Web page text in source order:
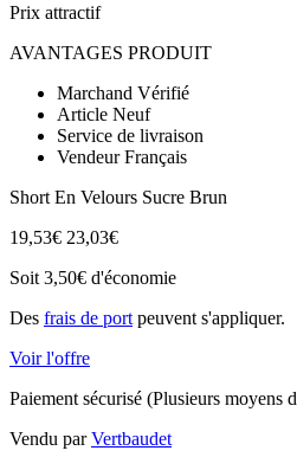
Prix attractif
AVANTAGES PRODUIT
Marchand Vérifié
Article Neuf
Service de livraison
Vendeur Français
Short En Velours Sucre Brun
19,53€ 23,03€
Soit 3,50€ d'économie
Des frais de port peuvent s'appliquer.
Voir l'offre
Paiement sécurisé (Plusieurs moyens
Vendu parVertbaudet